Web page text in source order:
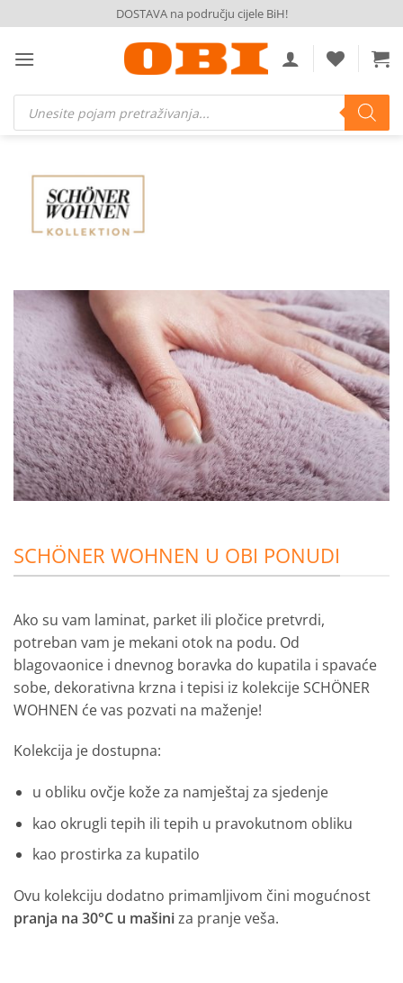
to
content
DOSTAVA na području cijele BiH!
Products
search
SCHÖNER WOHNEN U OBI PONUDI
Ako su vam laminat, parket ili pločice pretvrdi,
potreban vam je mekani otok na podu. Od
blagovaonice i dnevnog boravka do kupatila i spavaće
sobe, dekorativna krzna i tepisi iz kolekcije SCHÖNER
WOHNEN će vas pozvati na maženje!
Kolekcija je dostupna:
u obliku ovčje kože za namještaj za sjedenje
kao okrugli tepih ili tepih u pravokutnom obliku
kao prostirka za kupatilo
Ovu kolekciju dodatno primamljivom čini mogućnost
pranja na 30°C u mašiniza pranje veša.